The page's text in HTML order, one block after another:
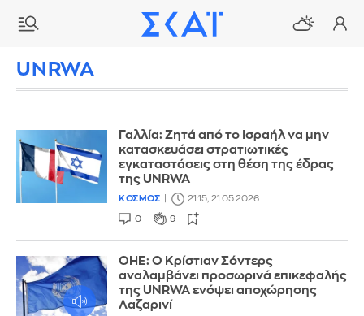
UNRWA
Γαλλία: Ζητά από το Ισραήλ να μην
κατασκευάσει στρατιωτικές
εγκαταστάσεις στη θέση της έδρας
της UNRWA
ΚΟΣΜΟΣ 21:15, 21.05.2026
0 9
ΟΗΕ: Ο Κρίστιαν Σόντερς
αναλαμβάνει προσωρινά επικεφαλής
της UNRWA ενόψει αποχώρησης
Λαζαρινί